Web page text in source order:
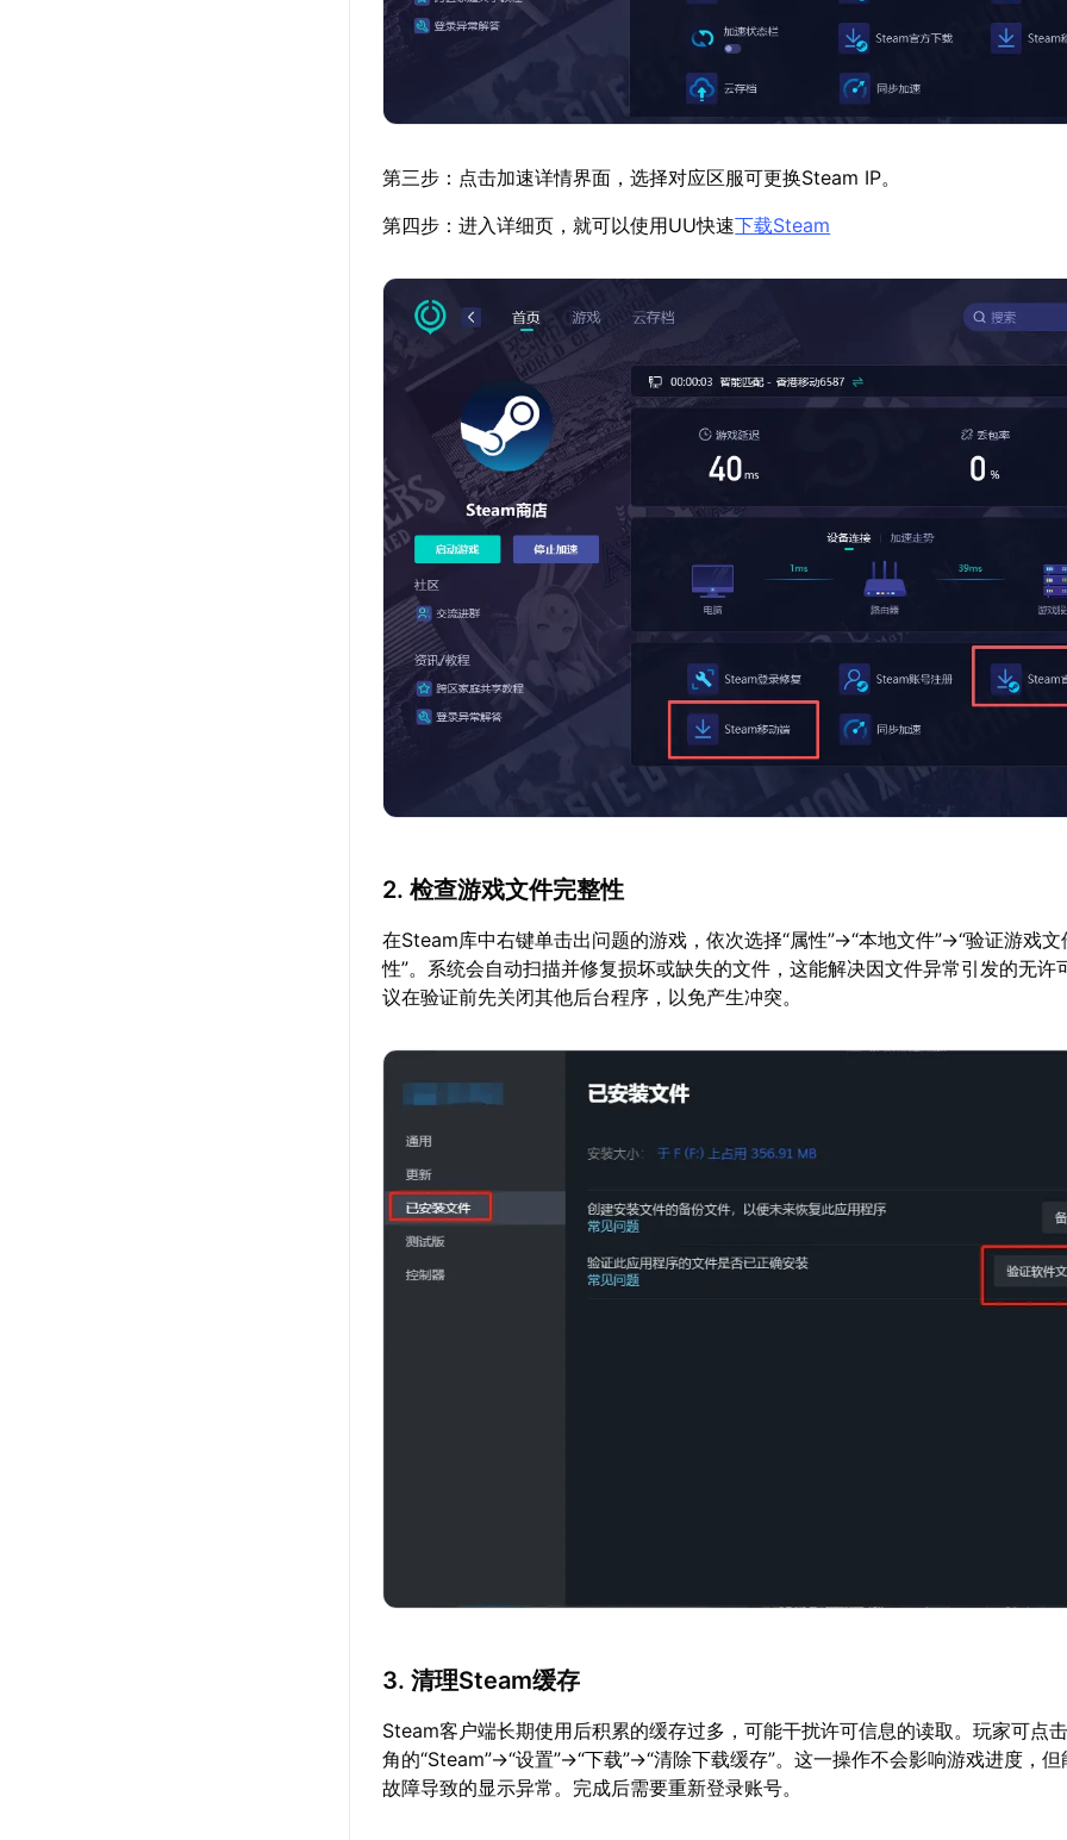
第三步：点击加速详情界面，选择对应区服可更换Steam IP。
第四步：进入详细页，就可以使用UU快速下载Steam
2. 检查游戏文件完整性
在Steam库中右键单击出问题的游戏，依次选择“属性”→“本地文件”→“验证游戏
性”。系统会自动扫描并修复损坏或缺失的文件，这能解决因文件异常引发的无许
议在验证前先关闭其他后台程序，以免产生冲突。
3. 清理Steam缓存
Steam客户端长期使用后积累的缓存过多，可能干扰许可信息的读取。玩家可点
角的“Steam”→“设置”→“下载”→“清除下载缓存”。这一操作不会影响游戏进度，
故障导致的显示异常。完成后需要重新登录账号。